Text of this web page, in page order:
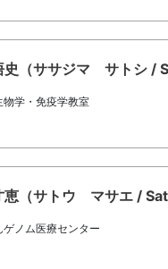
（ササジマ サトシ /
物学・免疫学教室
（サトウ マサエ /
ゲノム医療センター